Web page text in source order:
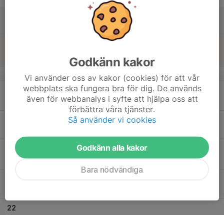
v.21
17:00
18:15
Träning UTOMHUS
Ryttarvallen
20
19:30
Ryttarvallen D plan ÖKEN
22
Godkänn kakor
Vi använder oss av kakor (cookies) för att vår
webbplats ska fungera bra för dig. De används
även för webbanalys i syfte att hjälpa oss att
förbättra våra tjänster.
Så använder vi cookies
Godkänn alla kakor
Bara nödvändiga